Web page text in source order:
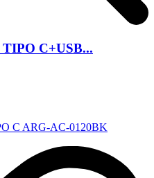
C+USB...